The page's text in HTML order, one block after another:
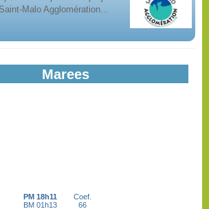
pâtisserie en coeur de bourg à Hirel. Dossier
Marees